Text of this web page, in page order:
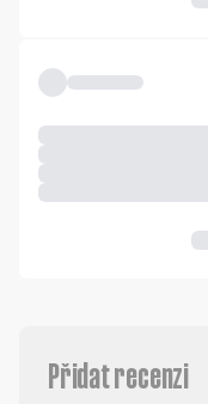
Přidat recenzi